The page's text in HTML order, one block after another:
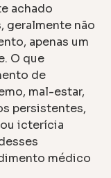
achado
geralmente não
apenas um
O que
de
mal-estar,
persistentes,
icterícia
médico